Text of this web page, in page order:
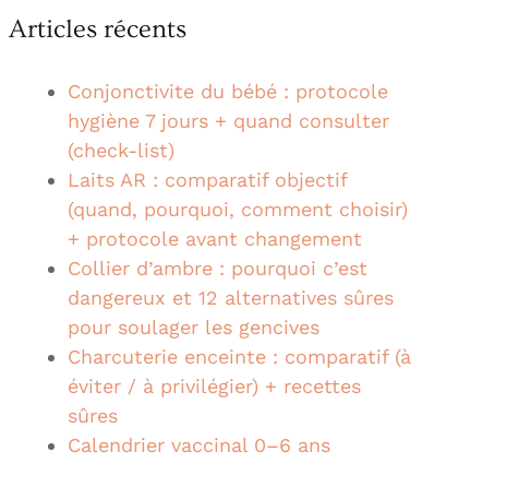
Articles récents
Conjonctivite du bébé : protocole
hygiène 7 jours + quand consulter
(check-list)
Laits AR : comparatif objectif
(quand, pourquoi, comment choisir)
+ protocole avant changement
Collier d’ambre : pourquoi c’est
dangereux et 12 alternatives sûres
pour soulager les gencives
Charcuterie enceinte : comparatif (à
éviter / à privilégier) + recettes
sûres
Calendrier vaccinal 0–6 ans